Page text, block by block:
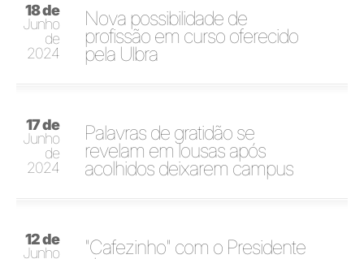
18 de
Junho
de
2024
Nova possibilidade de
profissão em curso oferecido
pela Ulbra
17 de
Junho
de
2024
Palavras de gratidão se
revelam em lousas após
acolhidos deixarem campus
12 de
Junho
"Cafezinho" com o Presidente